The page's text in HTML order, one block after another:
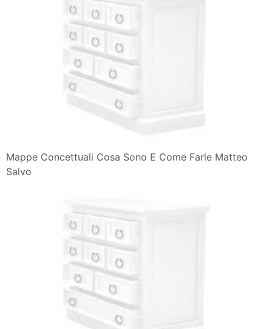
Mappe Concettuali Cosa Sono E Come Farle Matteo
Salvo